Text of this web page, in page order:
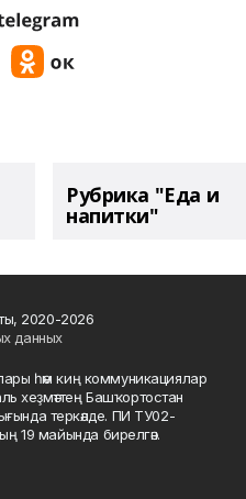
Рубрика "Еда и
напитки"
2020-2026
данных
һәм киң коммуникациялар
хеҙмәттең Башҡортостан
теркәлде. ПИ ТУ02-
19 майында бирелгән.